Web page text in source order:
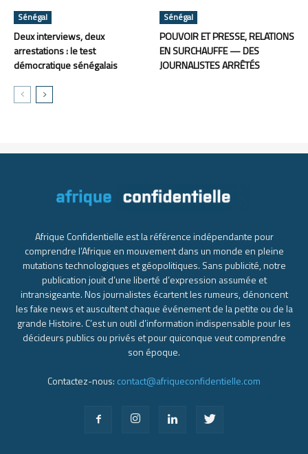
Sénégal
Deux interviews, deux
arrestations : le test
démocratique sénégalais
Sénégal
POUVOIR ET PRESSE, RELATIONS
EN SURCHAUFFE — DES
JOURNALISTES ARRÊTÉS
Afrique Confidentielle est la référence indépendante pour
comprendre l’Afrique en mouvement dans un monde en pleine
mutations technologiques et géopolitiques. Sans publicité, notre
publication jouit d’une liberté d’expression assumée et
intransigeante. Nos journalistes écartent les rumeurs, dénoncent
les fake news et auscultent chaque événement de la petite ou de la
grande Histoire. C’est un outil d’information indispensable pour les
décideurs publics ou privés et pour quiconque veut comprendre
son époque.
Contactez-nous: contact@afriqueconfidentielle.com